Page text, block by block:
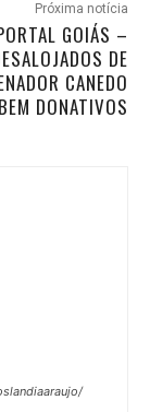
Próxima notícia
GOIÁS –
DE
CANEDO
DONATIVOS